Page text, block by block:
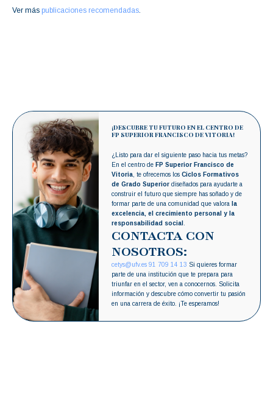
Ver más publicaciones recomendadas.
¡DESCUBRE TU FUTURO EN EL CENTRO DE
FP SUPERIOR FRANCISCO DE VITORIA!
¿Listo para dar el siguiente paso hacia tus metas?
En el centro de FP Superior Francisco de
Vitoria , te ofrecemos losCiclos Formativos
de Grado Superior diseñados para ayudarte a
construir el futuro que siempre has soñado y de
formar parte de una comunidad que valora
la
excelencia, el crecimiento personal y la
responsabilidad social
CONTACTA CON
NOSOTROS:
cetys@ufv.es 91 709 14 13 Si quieres formar
parte de una institución que te prepara para
triunfar en el sector, ven a conocernos. Solicita
información y descubre cómo convertir tu pasión
en una carrera de éxito. ¡Te esperamos!